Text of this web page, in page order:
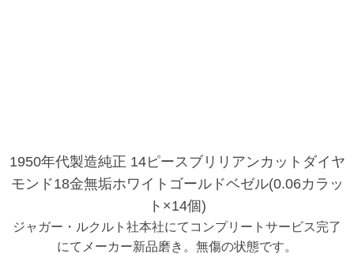
1950年代製造純正 14ピースブリリアンカットダイヤ
モンド18金無垢ホワイトゴールドベゼル(0.06カラッ
ト×14個)
ジャガー・ルクルト社本社にてコンプリートサービス完了
にてメーカー新品磨き。無傷の状態です。